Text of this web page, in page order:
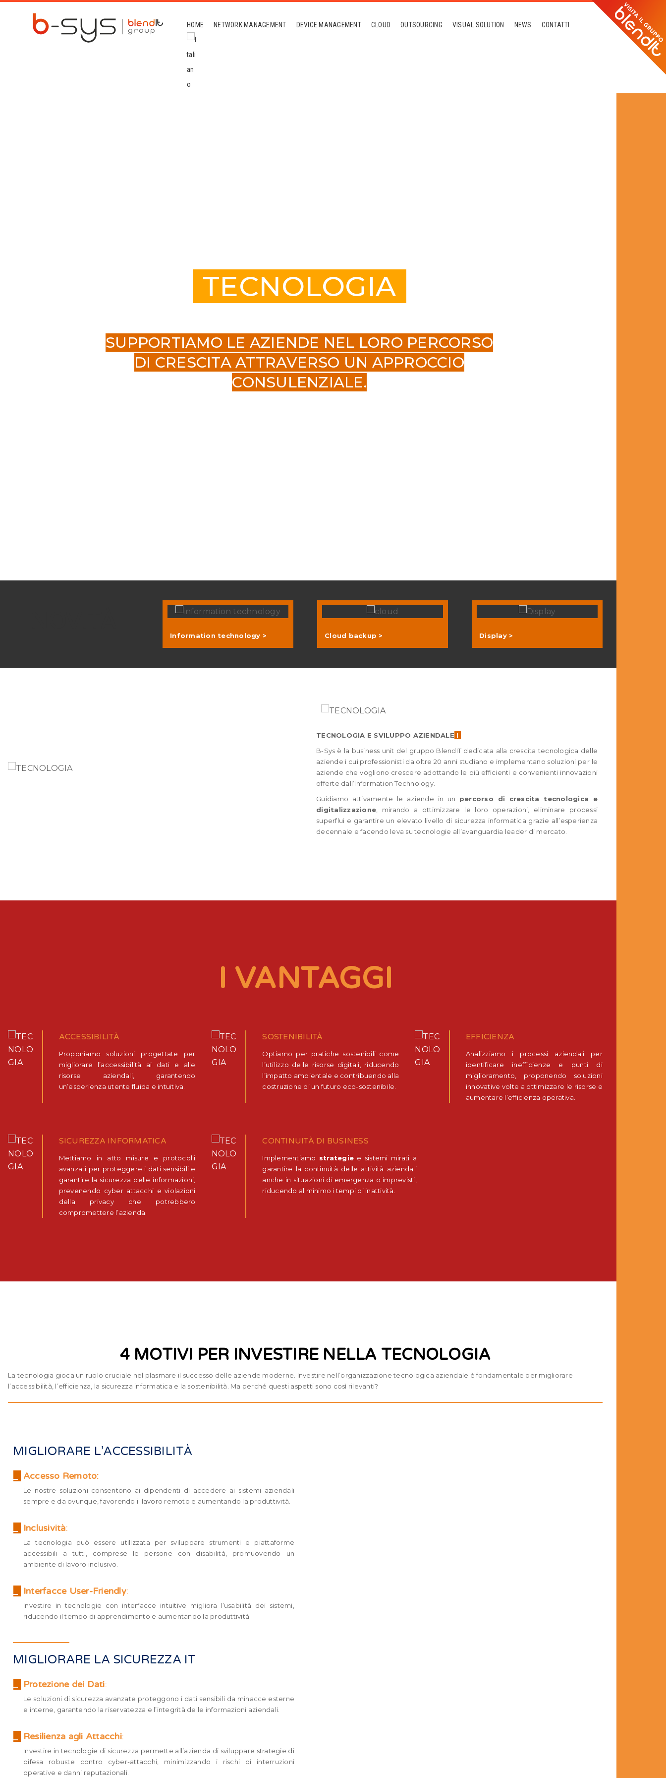
HOME NETWORK MANAGEMENT DEVICE MANAGEMENT CLOUD OUTSOURCING VISUAL SOLUTION NEWS CONTATTI
TECNOLOGIA
SUPPORTIAMO LE AZIENDE NEL LORO PERCORSO
DI CRESCITA ATTRAVERSO UN APPROCCIO
CONSULENZIALE.
Information technology > Cloud backup > Display >
TECNOLOGIA E SVILUPPO AZIENDALE l
B-Sys è la business unit del gruppo BlendIT dedicata alla crescita tecnologica delle
aziende i cui professionisti da oltre 20 anni studiano e implementano soluzioni per le
aziende che vogliono crescere adottando le più efficienti e convenienti innovazioni
offerte dall’Information Technology.
Guidiamo attivamente le aziende in un percorso di crescita tecnologica e
digitalizzazione , mirando a ottimizzare le loro operazioni, eliminare processi
superflui e garantire un elevato livello di sicurezza informatica grazie all’esperienza
decennale e facendo leva su tecnologie all’avanguardia leader di mercato.
I VANTAGGI
ACCESSIBILITÀ
Proponiamo soluzioni progettate per
migliorare l’accessibilità ai dati e alle
risorse aziendali, garantendo
un’esperienza utente fluida e intuitiva.
SOSTENIBILITÀ
Optiamo per pratiche sostenibili come
l’utilizzo delle risorse digitali, riducendo
l’impatto ambientale e contribuendo alla
costruzione di un futuro eco-sostenibile.
EFFICIENZA
Analizziamo i processi aziendali per
identificare inefficienze e punti di
miglioramento, proponendo soluzioni
innovative volte a ottimizzare le risorse e
aumentare l’efficienza operativa.
SICUREZZA INFORMATICA
Mettiamo in atto misure e protocolli
avanzati per proteggere i dati sensibili e
garantire la sicurezza delle informazioni,
prevenendo cyber attacchi e violazioni
della privacy che potrebbero
compromettere l’azienda.
CONTINUITÀ DI BUSINESS
Implementiamo strategie e sistemi mirati a
garantire la continuità delle attività aziendali
anche in situazioni di emergenza o imprevisti,
riducendo al minimo i tempi di inattività.
4 MOTIVI PER INVESTIRE NELLA TECNOLOGIA
La tecnologia gioca un ruolo cruciale nel plasmare il successo delle aziende moderne. Investire nell’organizzazione tecnologica aziendale è fondamentale per migliorare
l’accessibilità, l’efficienza, la sicurezza informatica e la sostenibilità. Ma perché questi aspetti sono così rilevanti?
MIGLIORARE L’ACCESSIBILITÀ
Accesso Remoto:
Le nostre soluzioni consentono ai dipendenti di accedere ai sistemi aziendali
sempre e da ovunque, favorendo il lavoro remoto e aumentando la produttività.
Inclusività:
La tecnologia può essere utilizzata per sviluppare strumenti e piattaforme
accessibili a tutti, comprese le persone con disabilità, promuovendo un
ambiente di lavoro inclusivo.
Interfacce User-Friendly:
Investire in tecnologie con interfacce intuitive migliora l’usabilità dei sistemi,
riducendo il tempo di apprendimento e aumentando la produttività.
MIGLIORARE LA SICUREZZA IT
Protezione dei Dati:
Le soluzioni di sicurezza avanzate proteggono i dati sensibili da minacce esterne
e interne, garantendo la riservatezza e l’integrità delle informazioni aziendali.
Resilienza agli Attacchi:
Investire in tecnologie di sicurezza permette all’azienda di sviluppare strategie di
difesa robuste contro cyber-attacchi, minimizzando i rischi di interruzioni
operative e danni reputazionali.